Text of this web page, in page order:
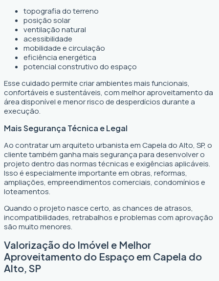
topografia do terreno
posição solar
ventilação natural
acessibilidade
mobilidade e circulação
eficiência energética
potencial construtivo do espaço
Esse cuidado permite criar ambientes mais funcionais,
confortáveis e sustentáveis, com melhor aproveitamento da
área disponível e menor risco de desperdícios durante a
execução.
Mais Segurança Técnica e Legal
Ao contratar um arquiteto urbanista em Capela do Alto, SP, o
cliente também ganha mais segurança para desenvolver o
projeto dentro das normas técnicas e exigências aplicáveis.
Isso é especialmente importante em obras, reformas,
ampliações, empreendimentos comerciais, condomínios e
loteamentos.
Quando o projeto nasce certo, as chances de atrasos,
incompatibilidades, retrabalhos e problemas com aprovação
são muito menores.
Valorização do Imóvel e Melhor
Aproveitamento do Espaço em Capela do
Alto, SP